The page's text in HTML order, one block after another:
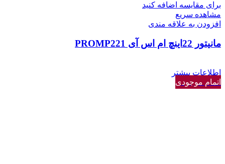
برای مقایسه اضافه کنید
مشاهده سریع
افزودن به علاقه مندی
مانیتور 22اینچ ام اس آی PROMP221
اطلاعات بیشتر
اتمام موجودی